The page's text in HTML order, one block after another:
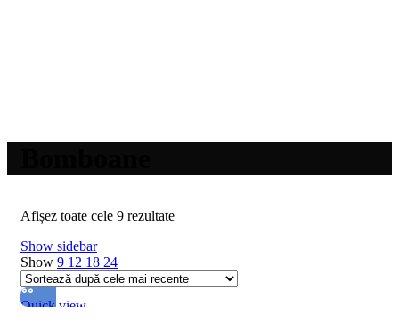
Afișez toate cele 9 rezultate
Show sidebar
Show 9 12 18 24
Quick view